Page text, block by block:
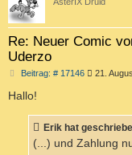
Re: Neuer Comic
Uderzo
Beitrag: # 17146B
r
a
g
21.
Hallo!
Erik hat
(...) und Zahlung